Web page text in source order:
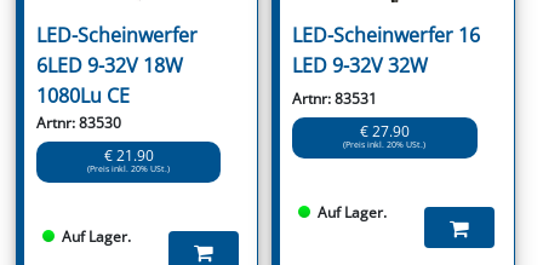
LED-Scheinwerfer
6LED 9-32V 18W
1080Lu CE
Artnr: 83530
€ 21.90
(Preis inkl. 20% USt.)
Auf Lager.
LED-Scheinwerfer 16
LED 9-32V 32W
Artnr: 83531
€ 27.90
(Preis inkl. 20% USt.)
Auf Lager.